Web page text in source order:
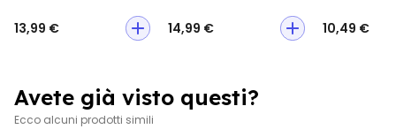
13,99 € 14,99 € 10,49 €
Avete già visto questi?
Ecco alcuni prodotti simili